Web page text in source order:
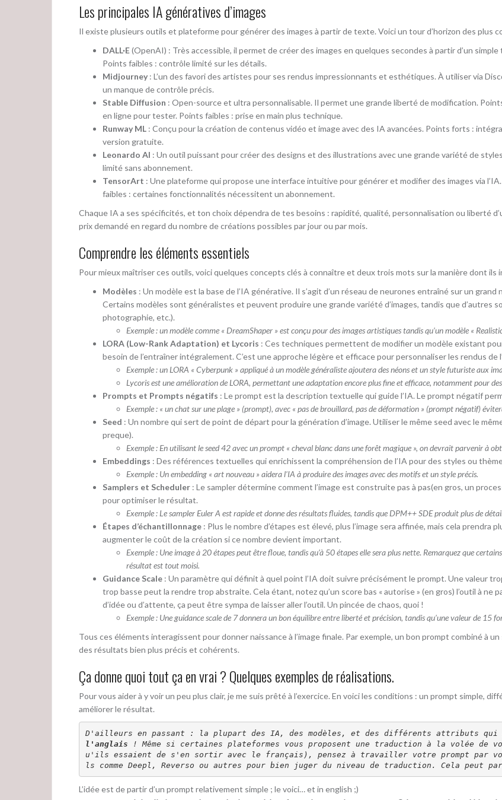
Les principales IA génératives d’images
Il existe plusieurs outils et plateforme pour générer des images à partir de texte. Voici un tour d’horizon des plus
DALL·E(OpenAI) : Très accessible, il permet de créer des images en quelques secondes à partir d’un
Points faibles : contrôle limité sur les détails.
Midjourney: L’un des favori des artistes pour ses rendus impressionnants et esthétiques. À utiliser via
un manque de contrôle précis.
Stable Diffusion : Open-source et ultra personnalisable. Il permet une grande liberté de modification.
en ligne pour tester. Points faibles : prise en main plus technique.
Runway ML : Conçu pour la création de contenus vidéo et image avec des IA avancées. Points forts :
version gratuite.
Leonardo AI : Un outil puissant pour créer des designs et des illustrations avec une grande variété de
limité sans abonnement.
TensorArt : Une plateforme qui propose une interface intuitive pour générer et modifier des images via
faibles : certaines fonctionnalités nécessitent un abonnement.
Chaque IA a ses spécificités, et ton choix dépendra de tes besoins : rapidité, qualité, personnalisation ou liberté
prix demandé en regard du nombre de créations possibles par jour ou par mois.
Comprendre les éléments essentiels
Pour mieux maîtriser ces outils, voici quelques concepts clés à connaître et deux trois mots sur la manière dont ils
Modèles : Un modèle est la base de l’IA générative. Il s’agit d’un réseau de neurones entraîné sur un
Certains modèles sont généralistes et peuvent produire une grande variété d’images, tandis que d’autres
photographie, etc.).
Exemple : un modèle comme « DreamShaper » est conçu pour des images artistiques tandis qu’un modèle «
LORA (Low-Rank Adaptation) et Lycoris : Ces techniques permettent de modifier un modèle existant
besoin de l’entraîner intégralement. C’est une approche légère et efficace pour personnaliser les rendus de
Exemple : un LORA « Cyberpunk » appliqué à un modèle généraliste ajoutera des néons et un style futuriste aux
Lycoris est une amélioration de LORA, permettant une adaptation encore plus fine et efficace, notamment pour
Prompts et Prompts négatifs : Le prompt est la description textuelle qui guide l’IA. Le prompt négatif
Exemple : « un chat sur une plage » (prompt), avec « pas de brouillard, pas de déformation » (prompt négatif)
Seed : Un nombre qui sert de point de départ pour la génération d’image. Utiliser le même seed avec le
preque).
Exemple : En utilisant le seed 42 avec un prompt « cheval blanc dans une forêt magique », on devrait parvenir à
Embeddings : Des références textuelles qui enrichissent la compréhension de l’IA pour des styles ou
Exemple : Un embedding « art nouveau » aidera l’IA à produire des images avec des motifs et un style précis.
Samplers et Scheduler : Le sampler détermine comment l’image est construite pas à pas(en gros, un
pour optimiser le résultat.
Exemple : Le sampler Euler A est rapide et donne des résultats fluides, tandis que DPM++ SDE produit plus de
Étapes d’échantillonnage : Plus le nombre d’étapes est élevé, plus l’image sera affinée, mais cela
augmenter le coût de la création si ce nombre devient important.
Exemple : Une image à 20 étapes peut être floue, tandis qu’à 50 étapes elle sera plus nette. Remarquez que
résultat est tout moisi.
Guidance Scale : Un paramètre qui définit à quel point l’IA doit suivre précisément le prompt. Une valeur
trop basse peut la rendre trop abstraite. Cela étant, notez qu’un score bas « autorise » (en gros) l’outil à
d’idée ou d’attente, ça peut être sympa de laisser aller l’outil. Un pincée de chaos, quoi !
Exemple : Une guidance scale de 7 donnera un bon équilibre entre liberté et précision, tandis qu’une valeur de 15
Tous ces éléments interagissent pour donner naissance à l’image finale. Par exemple, un bon prompt combiné à
des résultats bien plus précis et cohérents.
Ça donne quoi tout ça en vrai ? Quelques exemples de réalisations.
Pour vous aider à y voir un peu plus clair, je me suis prêté à l’exercice. En voici les conditions : un prompt simple,
améliorer le résultat.
l'anglais ! Même si certaines plateformes vous proposent une traduction à la volée de
u'ils essaient de s'en sortir avec le français), pensez à travailler votre prompt par
ls comme Deepl, Reverso ou autres pour bien juger du niveau de traduction. Cela peut
L’idée est de partir d’un prompt relativement simple ; le voici… et in english ;)